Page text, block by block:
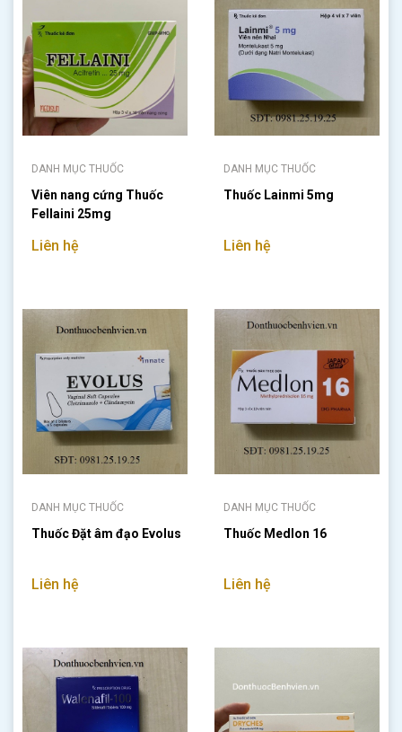
DANH MỤC THUỐC
Viên nang cứng Thuốc
Fellaini 25mg
Liên hệ
DANH MỤC THUỐC
Thuốc Lainmi 5mg
Liên hệ
DANH MỤC THUỐC
Thuốc Đặt âm đạo Evolus
Liên hệ
DANH MỤC THUỐC
Thuốc Medlon 16
Liên hệ